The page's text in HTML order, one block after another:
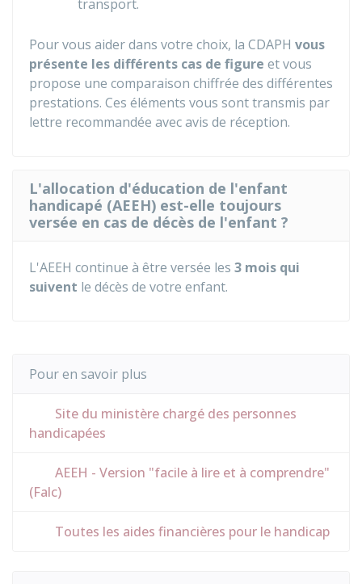
transport.
Pour vous aider dans votre choix, la CDAPH vous
présente les différents cas de figure et vous
propose une comparaison chiffrée des différentes
prestations. Ces éléments vous sont transmis par
lettre recommandée avec avis de réception.
L'allocation d'éducation de l'enfant
handicapé (AEEH) est-elle toujours
versée en cas de décès de l'enfant ?
L'AEEH continue à être versée les 3 mois qui
suivent le décès de votre enfant.
Pour en savoir plus
Site du ministère chargé des personnes
handicapées
AEEH - Version "facile à lire et à comprendre"
(Falc)
Toutes les aides financières pour le handicap